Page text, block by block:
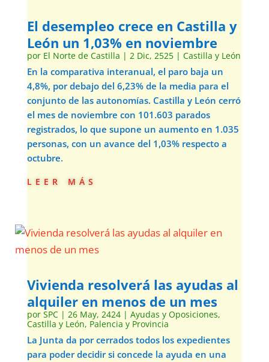
El desempleo crece en Castilla y
León un 1,03% en noviembre
por El Norte de Castilla | 2 Dic, 2525| Castilla y León
En la comparativa interanual, el paro baja un
4,8%, por debajo del 6,23% de la media para el
conjunto de las autonomías. Castilla y León cerró
el mes de noviembre con 101.603 parados
registrados, lo que supone un aumento en 1.035
personas, con un avance del 1,03% respecto a
octubre.
leer más
Vivienda resolverá las ayudas al
alquiler en menos de un mes
por SPC| 26 May, 2424| Ayudas y Oposiciones,
Castilla y León, Palencia y Provincia
La Junta da por cerrados todos los expedientes
para poder decidir si concede la ayuda en una